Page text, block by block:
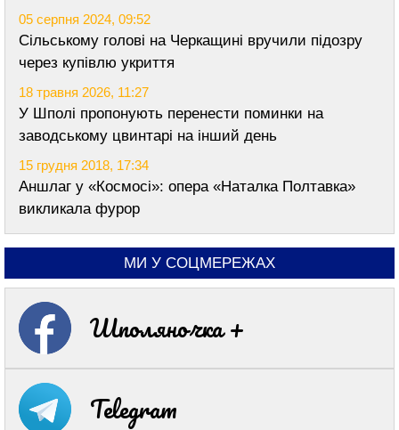
05 серпня 2024, 09:52
Сільському голові на Черкащині вручили підозру
через купівлю укриття
18 травня 2026, 11:27
У Шполі пропонують перенести поминки на
заводському цвинтарі на інший день
15 грудня 2018, 17:34
Аншлаг у «Космосі»: опера «Наталка Полтавка»
викликала фурор
МИ У СОЦМЕРЕЖАХ
Шполяночка +
Telegram